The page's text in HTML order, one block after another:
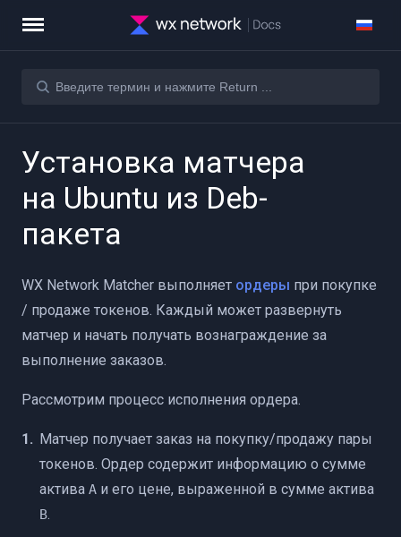
(API)
Установка матчера
на Ubuntu из Deb-
пакета
WX Network Matcher выполняет ордеры при покупке
/ продаже токенов. Каждый может развернуть
матчер и начать получать вознаграждение за
выполнение заказов.
Рассмотрим процесс исполнения ордера.
Матчер получает заказ на покупку/продажу пары
токенов. Ордер содержит информацию о сумме
актива A и его цене, выраженной в сумме актива
B.